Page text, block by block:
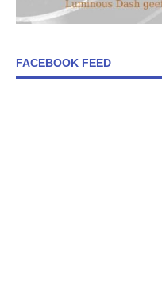
FACEBOOK FEED